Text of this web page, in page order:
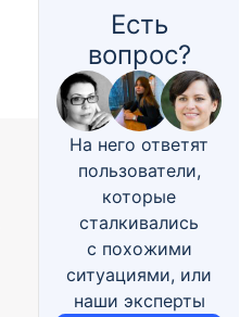
Есть
вопрос?
На него ответят
пользователи,
которые
сталкивались
с похожими
ситуациями, или
наши эксперты